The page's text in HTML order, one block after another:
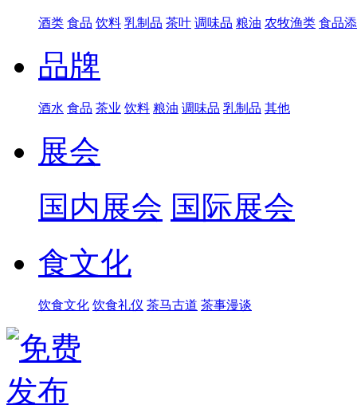
酒类 食品 饮料 乳制品 茶叶 调味品 粮油 农牧渔类 食品
品牌
酒水 食品 茶业 饮料 粮油 调味品 乳制品 其他
展会
国内展会 国际展会
食文化
饮食文化 饮食礼仪 茶马古道 茶事漫谈